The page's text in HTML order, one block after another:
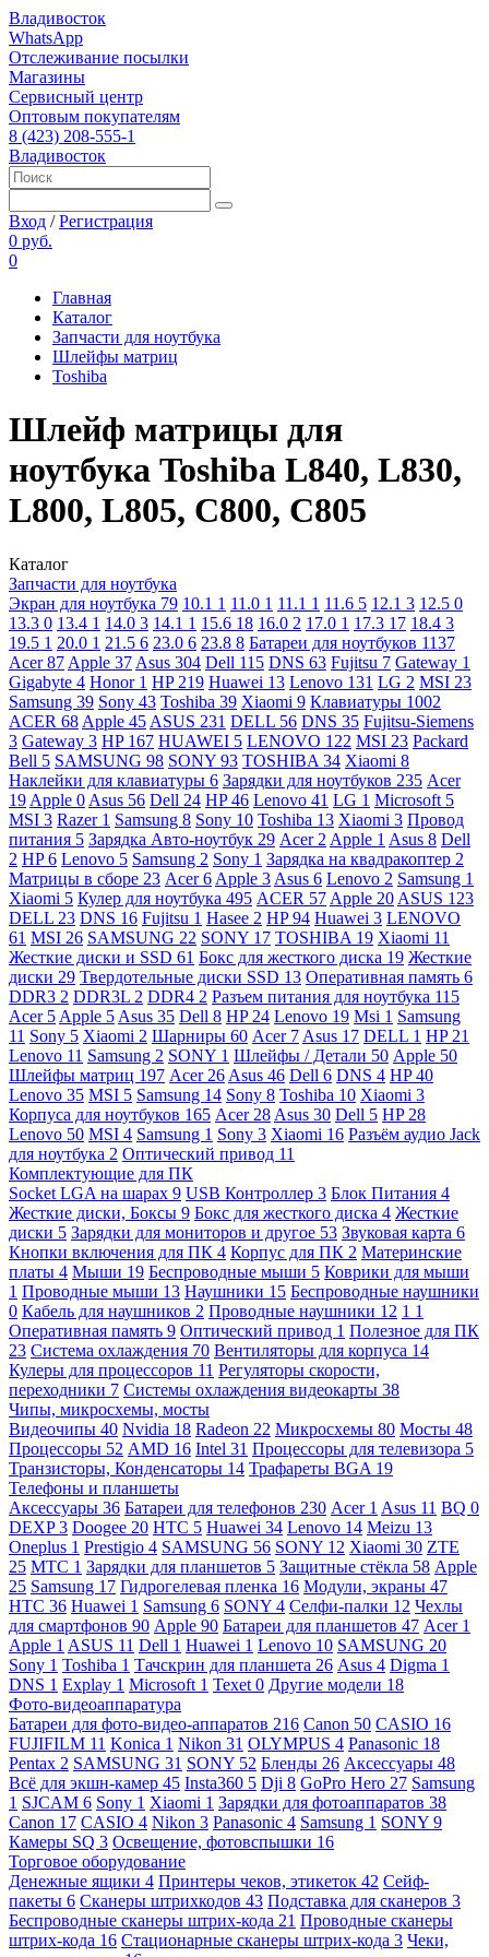
Владивосток
WhatsApp
Отслеживание посылки
Магазины
Сервисный центр
Оптовым покупателям
8 (423) 208-555-1
Владивосток
Вход /Регистрация
0 руб.
0
Главная
Каталог
Запчасти для ноутбука
Шлейфы матриц
Toshiba
Шлейф матрицы для
ноутбука Toshiba L840, L830,
L800, L805, C800, C805
Каталог
Запчасти для ноутбука
Экран для ноутбука 79 10.1 1 11.0 1 11.1 1 11.6 5 12.1 3 12.5 0
13.3 0 13.4 1 14.0 3 14.1 1 15.6 18 16.0 2 17.0 1 17.3 17 18.4 3
19.5 1 20.0 1 21.5 6 23.0 6 23.8 8 Батареи для ноутбуков 1137
Acer87 Apple 37 Asus 304 Dell 115 DNS 63 Fujitsu 7 Gateway 1
Gigabyte 4 Honor 1 HP 219 Huawei 13 Lenovo 131 LG 2 MSI 23
Samsung 39 Sony 43 Toshiba 39 Xiaomi 9 Клавиатуры 1002
ACER 68 Apple 45 ASUS 231 DELL 56 DNS 35 Fujitsu-Siemens
3 Gateway 3 HP 167 HUAWEI 5 LENOVO 122 MSI 23 Packard
Bell 5 SAMSUNG 98 SONY 93 TOSHIBA 34 Xiaomi 8
Наклейки для клавиатуры 6 Зарядки для ноутбуков 235 Acer
19 Apple 0 Asus 56 Dell 24 HP46 Lenovo 41 LG 1 Microsoft 5
MSI 3 Razer 1 Samsung 8 Sony 10 Toshiba 13 Xiaomi 3 Провод
питания 5 Зарядка Авто-ноутбук 29 Acer 2 Apple 1 Asus 8 Dell
2 HP6 Lenovo 5 Samsung 2 Sony 1 Зарядка на квадракоптер 2
Матрицы в сборе 23 Acer6 Apple 3 Asus 6 Lenovo 2 Samsung 1
Xiaomi 5 Кулер для ноутбука 495 ACER 57 Apple 20 ASUS 123
DELL 23 DNS 16 Fujitsu 1 Hasee 2 HP94 Huawei 3 LENOVO
61 MSI 26 SAMSUNG 22 SONY 17 TOSHIBA 19 Xiaomi 11
Жесткие диски и SSD 61 Бокс для жесткого диска 19 Жесткие
диски 29 Твердотельные диски SSD 13 Оперативная память 6
DDR3 2 DDR3L 2 DDR4 2 Разъем питания для ноутбука 115
Acer 5 Apple 5 Asus 35 Dell 8 HP 24 Lenovo 19 Msi 1 Samsung
11 Sony 5 Xiaomi 2 Шарниры 60 Acer 7 Asus 17 DELL 1 HP 21
Lenovo 11 Samsung 2 SONY 1 Шлейфы / Детали 50 Apple 50
Шлейфы матриц 197 Acer 26 Asus 46 Dell 6 DNS 4 HP40
Lenovo 35 MSI 5 Samsung 14 Sony 8 Toshiba 10 Xiaomi 3
Корпуса для ноутбуков 165 Acer 28 Asus 30 Dell 5 HP 28
Lenovo 50 MSI 4 Samsung 1 Sony 3 Xiaomi 16 Разъём аудио Jack
для ноутбука 2 Оптический привод 11
Комплектующие для ПК
Socket LGA на шарах 9 USB Контроллер 3 Блок Питания 4
Жесткие диски, Боксы 9 Бокс для жесткого диска 4 Жесткие
диски 5 Зарядки для мониторов и другое 53 Звуковая карта 6
Кнопки включения для ПК 4 Корпус для ПК 2 Материнские
платы 4 Мыши 19 Беспроводные мыши 5 Коврики для мыши
1 Проводные мыши 13 Наушники 15 Беспроводные наушники
0 Кабель для наушников 2 Проводные наушники 12 1 1
Оперативная память 9 Оптический привод 1 Полезное для ПК
23 Система охлаждения 70 Вентиляторы для корпуса 14
Кулеры для процессоров 11 Регуляторы скорости,
переходники 7 Системы охлаждения видеокарты 38
Чипы, микросхемы, мосты
Видеочипы 40 Nvidia 18 Radeon 22 Микросхемы 80 Мосты 48
Процессоры 52 AMD 16 Intel 31 Процессоры для телевизора 5
Транзисторы, Конденсаторы 14 Трафареты BGA 19
Телефоны и планшеты
Аксессуары 36 Батареи для телефонов 230 Acer 1 Asus 11 BQ 0
DEXP3 Doogee 20 HTC 5 Huawei 34 Lenovo 14 Meizu 13
Oneplus 1 Prestigio 4 SAMSUNG 56 SONY 12 Xiaomi 30 ZTE
25 МТС 1 Зарядки для планшетов 5 Защитные стёкла 58 Apple
25 Samsung 17 Гидрогелевая пленка 16 Модули, экраны 47
HTC 36 Huawei 1 Samsung 6 SONY 4 Селфи-палки 12 Чехлы
для смартфонов 90 Apple 90 Батареи для планшетов 47 Acer 1
Apple 1 ASUS 11 Dell 1 Huawei 1 Lenovo 10 SAMSUNG 20
Sony 1 Toshiba 1 Тачскрин для планшета 26 Asus 4 Digma 1
DNS 1 Explay 1 Microsoft 1 Texet 0 Другие модели 18
Фото-видеоаппаратура
Батареи для фото-видео-аппаратов 216 Canon 50 CASIO 16
FUJIFILM 11 Konica 1 Nikon 31 OLYMPUS 4 Panasonic 18
Pentax 2 SAMSUNG 31 SONY 52 Бленды 26 Аксессуары 48
Всё для экшн-камер 45 Insta360 5 Dji 8 GoPro Hero 27 Samsung
1 SJCAM 6 Sony 1 Xiaomi 1 Зарядки для фотоаппаратов 38
Canon 17 CASIO 4 Nikon 3 Panasonic 4 Samsung 1 SONY 9
Камеры SQ 3 Освещение, фотовспышки 16
Торговое оборудование
Денежные ящики 4 Принтеры чеков, этикеток 42 Сейф-
пакеты 6 Сканеры штрихкодов 43 Подставка для сканеров 3
Беспроводные сканеры штрих-кода 21 Проводные сканеры
штрих-кода 16 Стационарные сканеры штрих-кода 3 Чеки,